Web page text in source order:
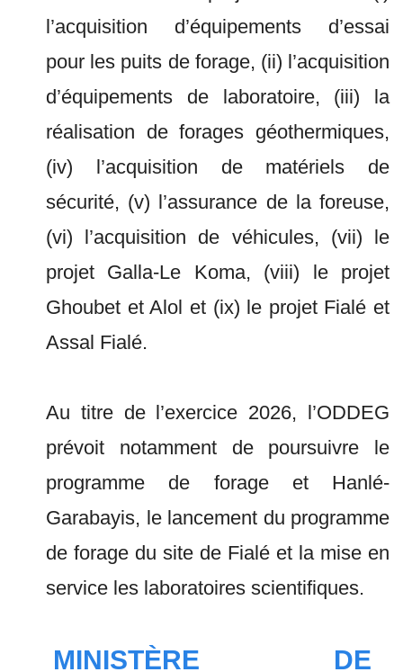
l’acquisition d’équipements d’essai
pour les puits de forage, (ii) l’acquisition
d’équipements de laboratoire, (iii) la
réalisation de forages géothermiques,
(iv) l’acquisition de matériels de
sécurité, (v) l’assurance de la foreuse,
(vi) l’acquisition de véhicules, (vii) le
projet Galla-Le Koma, (viii) le projet
Ghoubet et Alol et (ix) le projet Fialé et
Assal Fialé.
Au titre de l’exercice 2026, l’ODDEG
prévoit notamment de poursuivre le
programme de forage et Hanlé-
Garabayis, le lancement du programme
de forage du site de Fialé et la mise en
service les laboratoires scientifiques.
MINISTÈRE DE